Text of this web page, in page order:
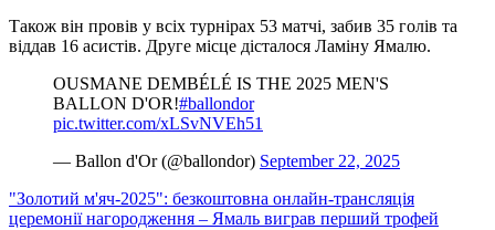
Також він провів у всіх турнірах 53 матчі, забив 35 голів та
віддав 16 асистів. Друге місце дісталося Ламіну Ямалю.
OUSMANE DEMBÉLÉ IS THE 2025 MEN'S
BALLON D'OR!#ballondor
pic.twitter.com/xLSvNVEh51
— Ballon d'Or (@ballondor) September 22, 2025
"Золотий м'яч-2025": безкоштовна онлайн-трансляція
церемонії нагородження – Ямаль виграв перший трофей